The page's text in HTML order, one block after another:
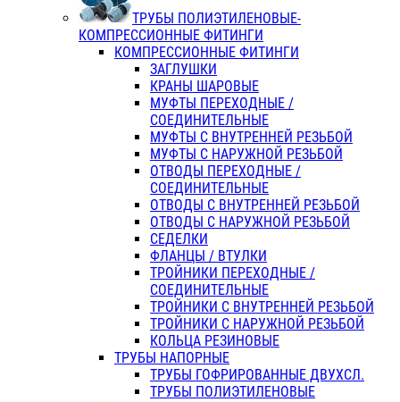
ТРУБЫ ПОЛИЭТИЛЕНОВЫЕ-
КОМПРЕССИОННЫЕ ФИТИНГИ
КОМПРЕССИОННЫЕ ФИТИНГИ
ЗАГЛУШКИ
КРАНЫ ШАРОВЫЕ
МУФТЫ ПЕРЕХОДНЫЕ /
СОЕДИНИТЕЛЬНЫЕ
МУФТЫ С ВНУТРЕННЕЙ РЕЗЬБОЙ
МУФТЫ С НАРУЖНОЙ РЕЗЬБОЙ
ОТВОДЫ ПЕРЕХОДНЫЕ /
СОЕДИНИТЕЛЬНЫЕ
ОТВОДЫ С ВНУТРЕННЕЙ РЕЗЬБОЙ
ОТВОДЫ С НАРУЖНОЙ РЕЗЬБОЙ
СЕДЕЛКИ
ФЛАНЦЫ / ВТУЛКИ
ТРОЙНИКИ ПЕРЕХОДНЫЕ /
СОЕДИНИТЕЛЬНЫЕ
ТРОЙНИКИ С ВНУТРЕННЕЙ РЕЗЬБОЙ
ТРОЙНИКИ С НАРУЖНОЙ РЕЗЬБОЙ
КОЛЬЦА РЕЗИНОВЫЕ
ТРУБЫ НАПОРНЫЕ
ТРУБЫ ГОФРИРОВАННЫЕ ДВУХСЛ.
ТРУБЫ ПОЛИЭТИЛЕНОВЫЕ